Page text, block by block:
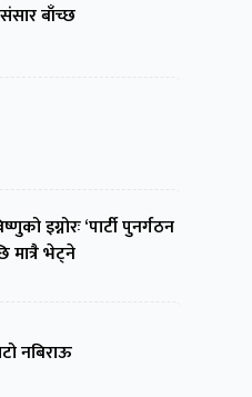
बाँच्छ
इग्नोरः ‘पार्टी पुनर्गठन
मात्रै भेट्ने
नबिराऊ